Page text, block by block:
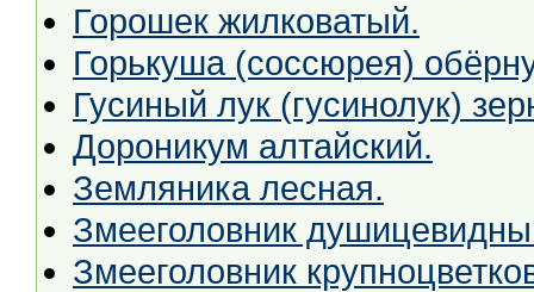
Горошек жилковатый.
Горькуша (соссюрея)
Гусиный лук (гусинолук)
Дороникум алтайский.
Земляника лесная.
Змееголовник
Змееголовник